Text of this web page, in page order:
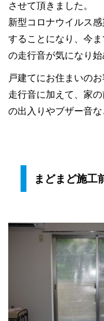
させて頂きました。
新型コロナウイルス
することになり、今
の走行音が気になり始
戸建てにお住まいの
走行音に加えて、家
の出入りやブザー音な
まどまど施工